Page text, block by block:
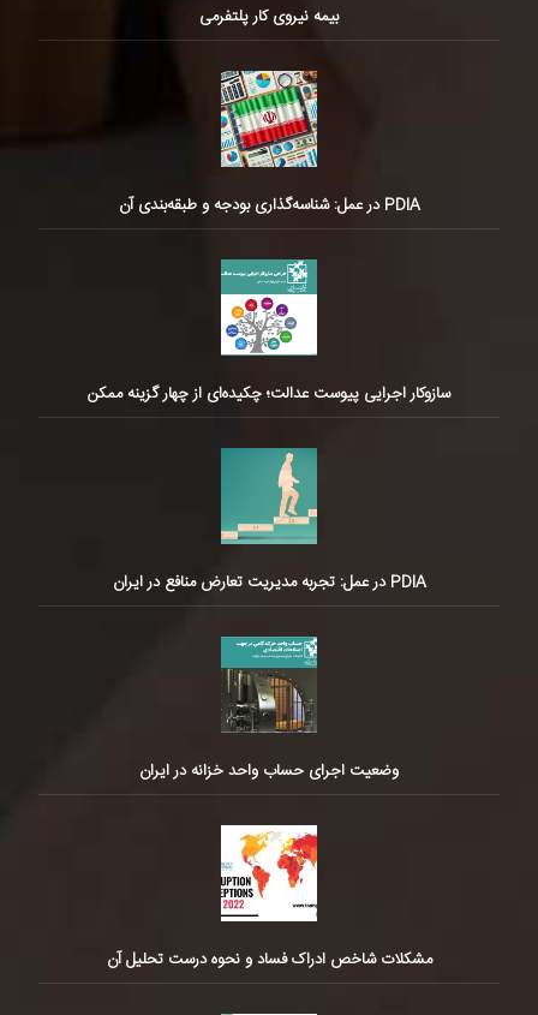
بیمه نیروی کار پلتفرمی
PDIA در عمل: شناسه‌گذاری بودجه و طبقه‌بندی آن
سازوکار اجرایی پیوست عدالت؛ چکیده‌ای از چهار گزینه ممکن
PDIA در عمل: تجربه مدیریت تعارض منافع در ایران
وضعیت اجرای حساب واحد خزانه در ایران
مشکلات شاخص ادراک فساد و نحوه درست تحلیل آن